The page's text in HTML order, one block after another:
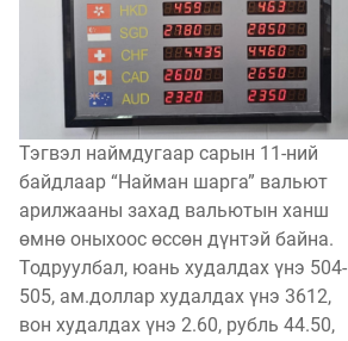
Тэгвэл наймдугаар сарын 11-ний
байдлаар “Найман шарга” вальют
арилжааны захад вальютын ханш
өмнө оныхоос өссөн дүнтэй байна.
Тодруулбал, юань худалдах үнэ 504-
505, ам.доллар худалдах үнэ 3612,
вон худалдах үнэ 2.60, рубль 44.50,